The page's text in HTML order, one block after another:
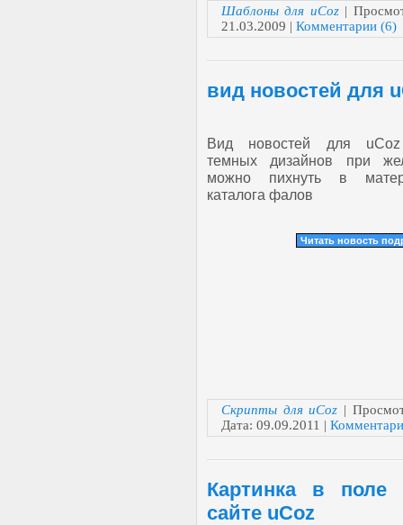
Шаблоны для uCoz |
21.03.2009 | Комментарии (6)
вид новостей для
Вид новостей для
темных дизайнов при
можно пихнуть в
каталога фалов
Читать новость
Скрипты для uCoz |
Дата: 09.09.2011 |
Картинка в поле
сайте uCoz